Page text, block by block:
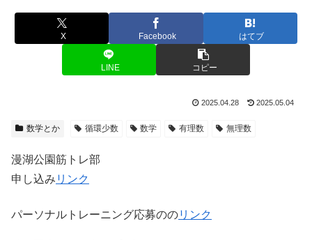
X Facebook はてブ
LINE コピー
2025.04.28 2025.05.04
数学とか 循環少数 数学 有理数 無理数
漫湖公園筋トレ部
申し込み リンク
パーソナルトレーニング応募ののリンク